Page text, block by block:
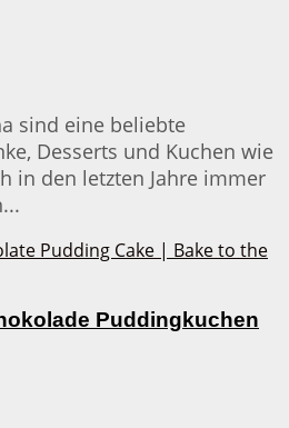
sind eine beliebte
Desserts und Kuchen wie
in den letzten Jahre immer
Puddingkuchen